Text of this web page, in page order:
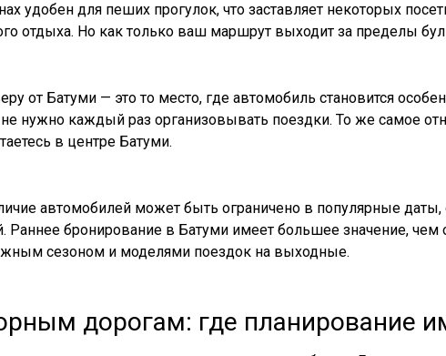
удобен для пеших прогулок, что заставляет некоторых
отдыха. Но как только ваш маршрут выходит за пределы
от Батуми — это то место, где автомобиль становится
нужно каждый раз организовывать поездки. То же самое
в центре Батуми.
автомобилей может быть ограничено в популярные
Раннее бронирование в Батуми имеет большее значение,
сезоном и моделями поездок на выходные.
дорогам: где планирование